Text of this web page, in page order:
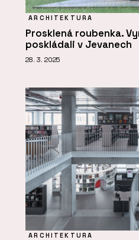
ARCHITEKTURA
Prosklená roubenka.
poskládali v Jevanech
28. 3. 2025
ARCHITEKTURA